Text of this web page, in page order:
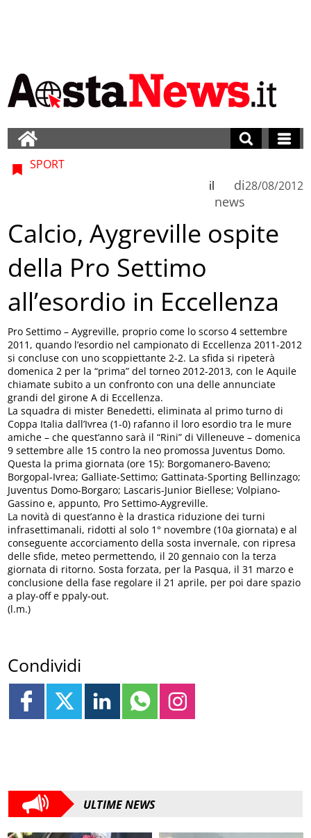
SPORT
di
news
il 28/08/2012
Calcio, Aygreville ospite
della Pro Settimo
all’esordio in Eccellenza
Pro Settimo – Aygreville, proprio come lo scorso 4 settembre
2011, quando l’esordio nel campionato di Eccellenza 2011-2012
si concluse con uno scoppiettante 2-2. La sfida si ripeterà
domenica 2 per la “prima” del torneo 2012-2013, con le Aquile
chiamate subito a un confronto con una delle annunciate
grandi del girone A di Eccellenza.
La squadra di mister Benedetti, eliminata al primo turno di
Coppa Italia dall’Ivrea (1-0) rafanno il loro esordio tra le mure
amiche – che quest’anno sarà il “Rini” di Villeneuve – domenica
9 settembre alle 15 contro la neo promossa Juventus Domo.
Questa la prima giornata (ore 15): Borgomanero-Baveno;
Borgopal-Ivrea; Galliate-Settimo; Gattinata-Sporting Bellinzago;
Juventus Domo-Borgaro; Lascaris-Junior Biellese; Volpiano-
Gassino e, appunto, Pro Settimo-Aygreville.
La novità di quest’anno è la drastica riduzione dei turni
infrasettimanali, ridotti al solo 1° novembre (10a giornata) e al
conseguente accorciamento della sosta invernale, con ripresa
delle sfide, meteo permettendo, il 20 gennaio con la terza
giornata di ritorno. Sosta forzata, per la Pasqua, il 31 marzo e
conclusione della fase regolare il 21 aprile, per poi dare spazio
a play-off e ppaly-out.
(l.m.)
Condividi
ULTIME NEWS